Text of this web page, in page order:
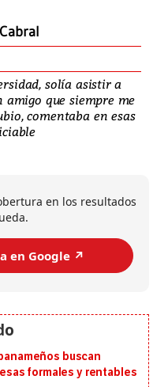
solía asistir a
amigo que siempre me
comentaba en esas
en los resultados
en Google ↗️
buscan
formales y rentables